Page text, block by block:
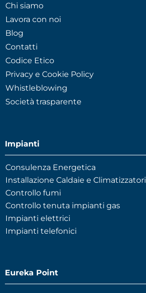
Chi siamo
Lavora con noi
Blog
Contatti
Codice Etico
Privacy e Cookie Policy
Whistleblowing
Società trasparente
Impianti
Consulenza Energetica
Installazione Caldaie e Climatizzatori
Controllo fumi
Controllo tenuta impianti gas
Impianti elettrici
Impianti telefonici
Eureka Point